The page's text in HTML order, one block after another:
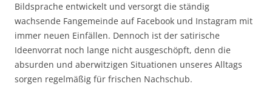
Bildsprache entwickelt und versorgt die ständig
wachsende Fangemeinde auf Facebook und Instagram mit
immer neuen Einfällen. Dennoch ist der satirische
Ideenvorrat noch lange nicht ausgeschöpft, denn die
absurden und aberwitzigen Situationen unseres Alltags
sorgen regelmäßig für frischen Nachschub.